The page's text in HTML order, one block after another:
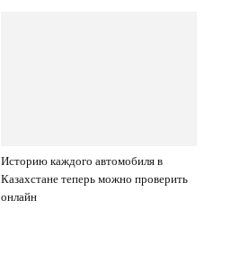
Историю каждого автомобиля в
Казахстане теперь можно проверить
онлайн